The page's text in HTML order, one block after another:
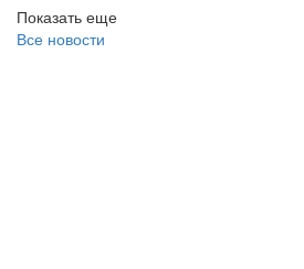
Показать еще
Все новости